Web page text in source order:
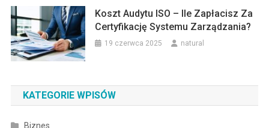
Koszt Audytu ISO – Ile Zapłacisz Za
Certyfikację Systemu Zarządzania?
19 czerwca 2025 natural
KATEGORIE WPISÓW
Biznes